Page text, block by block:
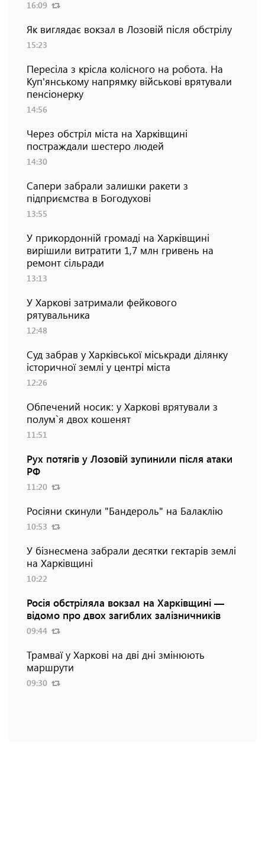
16:09
Як виглядає вокзал в Лозовій після обстрілу
15:23
Пересіла з крісла колісного на робота. На
Куп'янському напрямку військові врятували
пенсіонерку
14:56
Через обстріл міста на Харківщині
постраждали шестеро людей
14:30
Сапери забрали залишки ракети з
підприємства в Богодухові
13:55
У прикордонній громаді на Харківщині
вирішили витратити 1,7 млн гривень на
ремонт сільради
13:13
У Харкові затримали фейкового
рятувальника
12:48
Суд забрав у Харківської міськради ділянку
історичної землі у центрі міста
12:26
Обпечений носик: у Харкові врятували з
полум`я двох кошенят
11:51
Рух потягів у Лозовій зупинили після атаки
РФ
11:20
Росіяни скинули "Бандероль" на Балаклію
10:53
У бізнесмена забрали десятки гектарів землі
на Харківщині
10:22
Росія обстріляла вокзал на Харківщині —
відомо про двох загиблих залізничників
09:44
Трамваї у Харкові на дві дні змінюють
маршрути
09:30